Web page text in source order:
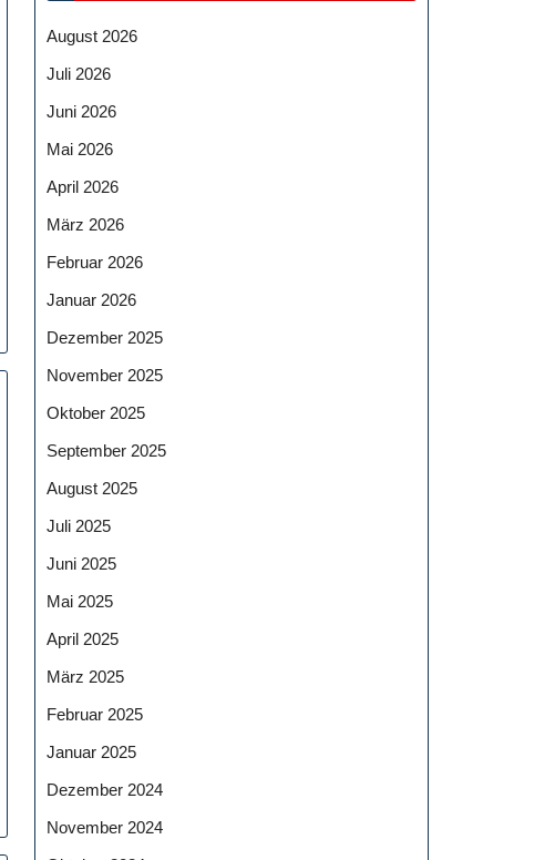
August 2026
Juli 2026
Juni 2026
Mai 2026
April 2026
März 2026
Februar 2026
Januar 2026
Dezember 2025
November 2025
Oktober 2025
September 2025
August 2025
Juli 2025
Juni 2025
Mai 2025
April 2025
März 2025
Februar 2025
Januar 2025
Dezember 2024
November 2024